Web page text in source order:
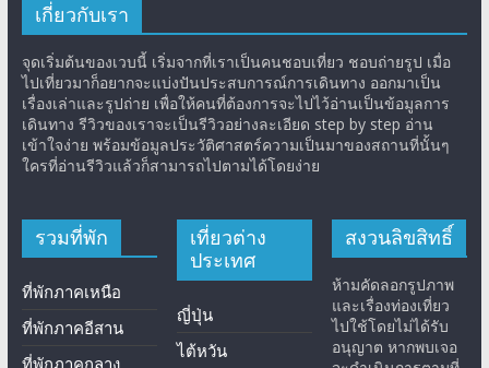
เกี่ยวกับเรา
จุดเริ่มต้นของเวบนี้ เริ่มจากที่เราเป็นคนชอบเที่ยว ชอบถ่ายรูป เมื่อ
ไปเที่ยวมาก็อยากจะแบ่งปันประสบการณ์การเดินทาง ออกมาเป็น
เรื่องเล่าและรูปถ่าย เพื่อให้คนที่ต้องการจะไปไว้อ่านเป็นข้อมูลการ
เดินทาง รีวิวของเราจะเป็นรีวิวอย่างละเอียด step by step อ่าน
เข้าใจง่าย พร้อมข้อมูลประวัติศาสตร์ความเป็นมาของสถานที่นั้นๆ
ใครที่อ่านรีวิวแล้วก็สามารถไปตามได้โดยง่าย
รวมที่พัก
ที่พักภาคเหนือ
ที่พักภาคอีสาน
เที่ยวต่าง
ประเทศ
ญี่ปุ่น
ไต้หวัน
สงวนลิขสิทธิ์
ห้ามคัดลอกรูปภาพ
และเรื่องท่องเที่ยว
ไปใช้โดยไม่ได้รับ
อนุญาต หากพบเจอ